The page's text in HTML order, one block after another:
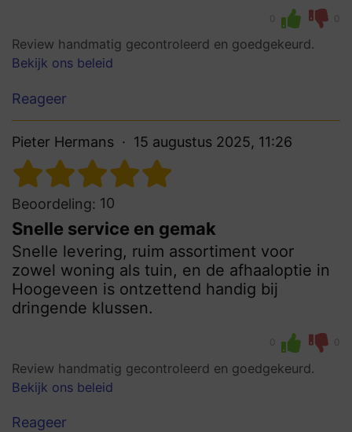
0 0
Review handmatig gecontroleerd en goedgekeurd.
Bekijk ons beleid
Reageer
Pieter Hermans 15 augustus 2025, 11:26
Beoordeling: 10
Snelle service en gemak
Snelle levering, ruim assortiment voor
zowel woning als tuin, en de afhaaloptie in
Hoogeveen is ontzettend handig bij
dringende klussen.
0 0
Review handmatig gecontroleerd en goedgekeurd.
Bekijk ons beleid
Reageer